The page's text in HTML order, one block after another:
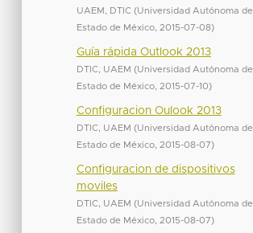
UAEM, DTIC (Universidad Autónoma del
Estado de México, 2015-07-08)
Guía rápida Outlook 2013
DTIC, UAEM (Universidad Autónoma del
Estado de México, 2015-07-10)
Configuracion Oulook 2013
DTIC, UAEM (Universidad Autónoma del
Estado de México, 2015-08-07)
Configuracion de dispositivos
moviles
DTIC, UAEM (Universidad Autónoma del
Estado de México, 2015-08-07)